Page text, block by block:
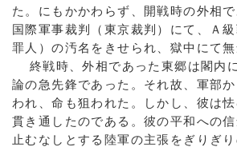
た。にもかかわらず、開戦時の外相
国際軍事裁判（東京裁判）にて、Ａ
罪人）の汚名をきせられ、獄中にて無
終戦時、外相であった東郷は閣内
論の急先鋒であった。それ故、軍部
われ、命も狙われた。しかし、彼は
貫き通したのである。彼の平和への
止むなしとする陸軍の主張をぎりぎ